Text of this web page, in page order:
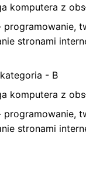
komputera z
stronami
- B
komputera z
stronami